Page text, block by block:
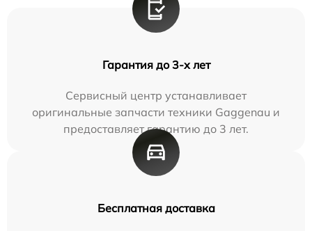
Гарантия до 3-х лет
Сервисный центр устанавливает
оригинальные запчасти техники Gaggenau и
предоставляет гарантию до 3 лет.
Бесплатная доставка